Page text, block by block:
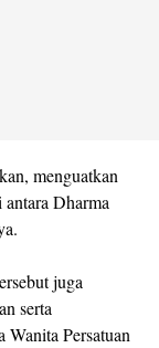
menguatkan
antara Dharma
juga
serta
Wanita Persatuan